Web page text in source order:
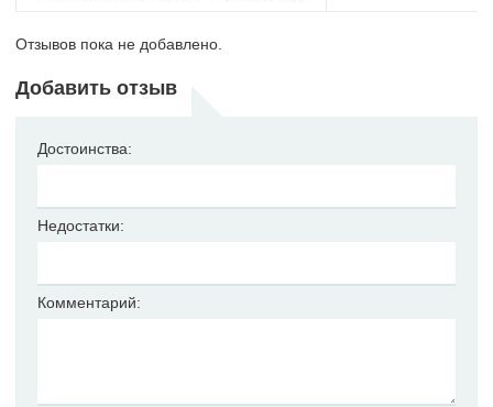
Отзывов пока не добавлено.
Добавить отзыв
Достоинства:
Недостатки:
Комментарий: